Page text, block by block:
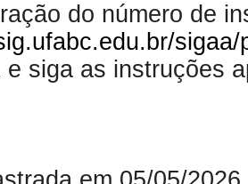
do número de
e siga as instruções